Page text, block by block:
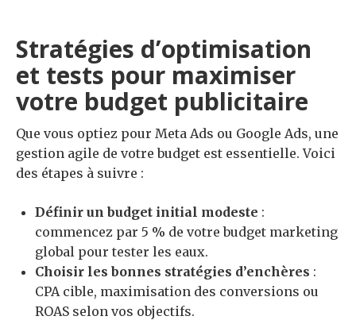
Stratégies d’optimisation
et tests pour maximiser
votre budget publicitaire
Que vous optiez pour Meta Ads ou Google Ads, une
gestion agile de votre budget est essentielle. Voici
des étapes à suivre :
Définir un budget initial modeste :
commencez par 5 % de votre budget marketing
global pour tester les eaux.
Choisir les bonnes stratégies d’enchères :
CPA cible, maximisation des conversions ou
ROAS selon vos objectifs.